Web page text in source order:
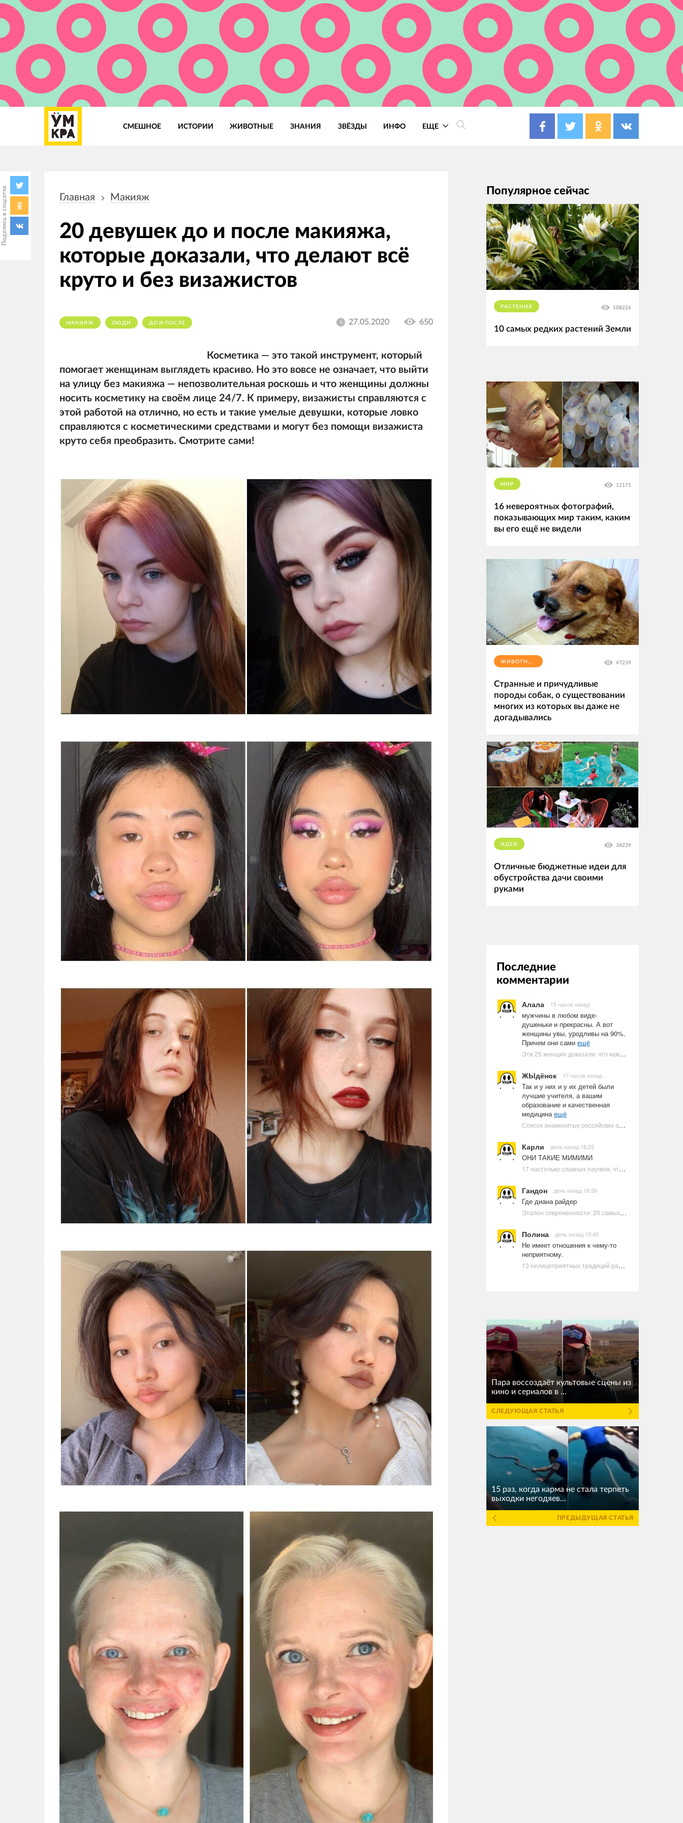
СМЕШНОЕ ИСТОРИИ ЖИВОТНЫЕ ЗНАНИЯ ЗВЁЗДЫ ИНФО ЕЩЕ
Поделись в соцсетях навигации
Главная Макияж
20 девушек до и после макияжа,
которые доказали, что делают всё
круто и без визажистов
МАКИЯЖ ЛЮДИ ДО И ПОСЛЕ 27.05.2020 650
Косметика — это такой инструмент, который
помогает женщинам выглядеть красиво. Но это вовсе не означает, что выйти
на улицу без макияжа — непозволительная роскошь и что женщины должны
носить косметику на своём лице 24/7. К примеру, визажисты справляются с
этой работой на отлично, но есть и такие умелые девушки, которые ловко
справляются с косметическими средствами и могут без помощи визажиста
круто себя преобразить. Смотрите сами!
Популярное сейчас
РАСТЕНИЯ 108226
10 самых редких растений Земли
МИР 12175
16 невероятных фотографий,
показывающих мир таким, каким
вы его ещё не видели
ЖИВОТНЫЕ 47239
Странные и причудливые
породы собак, о существовании
многих из которых вы даже не
догадывались
ИДЕИ 38239
Отличные бюджетные идеи для
обустройства дачи своими
руками
Последние
комментарии
Алала 15 часов назад
мужчины в любом виде-
душеньки и прекрасны. А вот
женщины увы, уродливы на 90%.
Причем они сами ещё
Эти 25 женщин доказали, что каждое тело имеет право быть в бикини
ЖЫдёнок 17 часов назад
Так и у них и у их детей были
лучшие учителя, а вашим
образование и качественная
медицинаещё
Список знаменитых российских артистов-евреев | Ультрамарин
Карли день назад 18:25
ОНИ ТАКИЕ МИМИМИ
17 настолько славных паучков, что даже у арахнофобов появится желание их погладить
Гандон день назад 16:36
Где диана райдер
Эталон современности: 20 самых красивых и привлекательных актрис Голливуда, по мнению Google | Ультрамарин
Полина день назад 10:45
Не имеет отношения к чему-то
неприятному.
13 нелицеприятных традиций разных стран, которые могут шокировать неподготовленного человека
Пара воссоздаёт культовые сцены из
кино и сериалов в ...
СЛЕДУЮЩАЯ СТАТЬЯ
15 раз, когда карма не стала терпеть
выходки негодяев...
ПРЕДЫДУЩАЯ СТАТЬЯ